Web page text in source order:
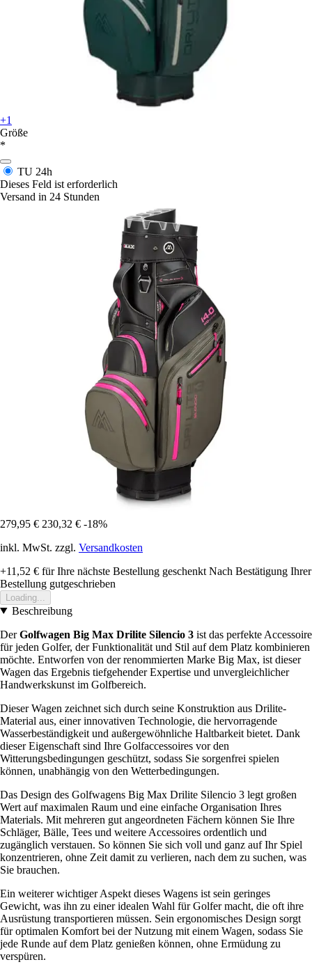
+1
Größe
*
TU 24h
Dieses Feld ist erforderlich
Versand in 24 Stunden
279,95 € 230,32 € -18%
inkl. MwSt. zzgl. Versandkosten
+11,52 € für Ihre nächste Bestellung geschenkt Nach Bestätigung Ihrer
Bestellung gutgeschrieben
Loading...
Beschreibung
DerGolfwagen Big Max Drilite Silencio 3 ist das perfekte Accessoire
für jeden Golfer, der Funktionalität und Stil auf dem Platz kombinieren
möchte. Entworfen von der renommierten Marke Big Max, ist dieser
Wagen das Ergebnis tiefgehender Expertise und unvergleichlicher
Handwerkskunst im Golfbereich.
Dieser Wagen zeichnet sich durch seine Konstruktion aus Drilite-
Material aus, einer innovativen Technologie, die hervorragende
Wasserbeständigkeit und außergewöhnliche Haltbarkeit bietet. Dank
dieser Eigenschaft sind Ihre Golfaccessoires vor den
Witterungsbedingungen geschützt, sodass Sie sorgenfrei spielen
können, unabhängig von den Wetterbedingungen.
Das Design des Golfwagens Big Max Drilite Silencio 3 legt großen
Wert auf maximalen Raum und eine einfache Organisation Ihres
Materials. Mit mehreren gut angeordneten Fächern können Sie Ihre
Schläger, Bälle, Tees und weitere Accessoires ordentlich und
zugänglich verstauen. So können Sie sich voll und ganz auf Ihr Spiel
konzentrieren, ohne Zeit damit zu verlieren, nach dem zu suchen, was
Sie brauchen.
Ein weiterer wichtiger Aspekt dieses Wagens ist sein geringes
Gewicht, was ihn zu einer idealen Wahl für Golfer macht, die oft ihre
Ausrüstung transportieren müssen. Sein ergonomisches Design sorgt
für optimalen Komfort bei der Nutzung mit einem Wagen, sodass Sie
jede Runde auf dem Platz genießen können, ohne Ermüdung zu
verspüren.